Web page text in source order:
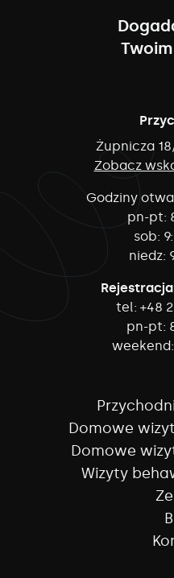
Żupnicza
Zobacz
Godziny
pn-pt:
sob:
niedz:
tel: +48
pn-pt:
weekend:
Domowe
Domowe
Wizyty